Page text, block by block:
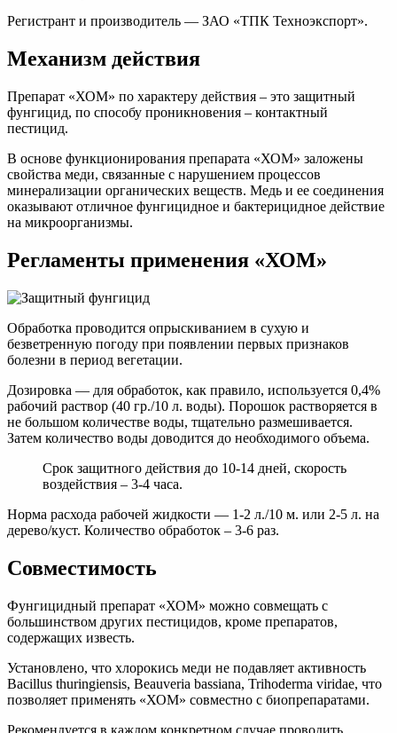
Регистрант и производитель — ЗАО «ТПК Техноэкспорт».
Механизм действия
Препарат «ХОМ» по характеру действия – это защитный
фунгицид, по способу проникновения – контактный
пестицид.
В основе функционирования препарата «ХОМ» заложены
свойства меди, связанные с нарушением процессов
минерализации органических веществ. Медь и ее соединения
оказывают отличное фунгицидное и бактерицидное действие
на микроорганизмы.
Регламенты применения «ХОМ»
Обработка проводится опрыскиванием в сухую и
безветренную погоду при появлении первых признаков
болезни в период вегетации.
Дозировка — для обработок, как правило, используется 0,4%
рабочий раствор (40 гр./10 л. воды). Порошок растворяется в
не большом количестве воды, тщательно размешивается.
Затем количество воды доводится до необходимого объема.
Срок защитного действия до 10-14 дней, скорость
воздействия – 3-4 часа.
Норма расхода рабочей жидкости — 1-2 л./10 м. или 2-5 л. на
дерево/куст. Количество обработок – 3-6 раз.
Совместимость
Фунгицидный препарат «ХОМ» можно совмещать с
большинством других пестицидов, кроме препаратов,
содержащих известь.
Установлено, что хлорокись меди не подавляет активность
Bacillus thuringiensis, Beauveria bassiana, Trihoderma viridae, что
позволяет применять «ХОМ» совместно с биопрепаратами.
Рекомендуется в каждом конкретном случае проводить